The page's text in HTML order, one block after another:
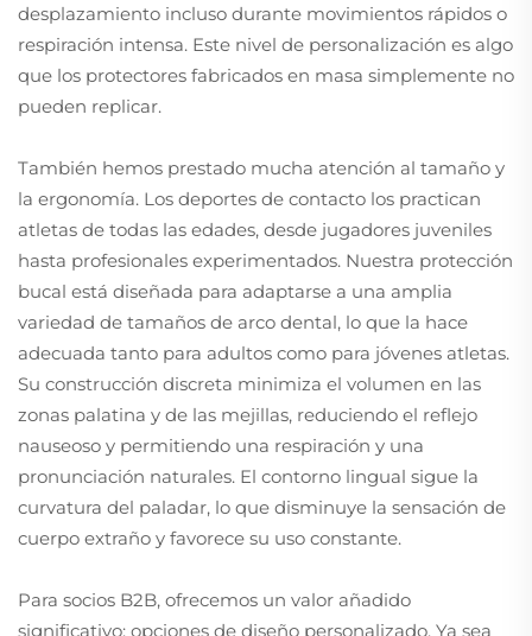
desplazamiento incluso durante movimientos rápidos o
respiración intensa. Este nivel de personalización es algo
que los protectores fabricados en masa simplemente no
pueden replicar.
También hemos prestado mucha atención al tamaño y
la ergonomía. Los deportes de contacto los practican
atletas de todas las edades, desde jugadores juveniles
hasta profesionales experimentados. Nuestra protección
bucal está diseñada para adaptarse a una amplia
variedad de tamaños de arco dental, lo que la hace
adecuada tanto para adultos como para jóvenes atletas.
Su construcción discreta minimiza el volumen en las
zonas palatina y de las mejillas, reduciendo el reflejo
nauseoso y permitiendo una respiración y una
pronunciación naturales. El contorno lingual sigue la
curvatura del paladar, lo que disminuye la sensación de
cuerpo extraño y favorece su uso constante.
Para socios B2B, ofrecemos un valor añadido
significativo: opciones de diseño personalizado. Ya sea